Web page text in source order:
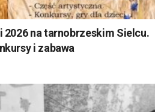
2026 na tarnobrzeskim Sielcu.
i zabawa